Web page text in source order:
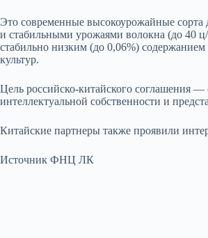
Это современные высокоурожайные
и стабильными урожаями волокна (до 40
стабильно низким (до 0,06%)
культур.
Цель российско-китайского соглашения
интеллектуальной собственности и
Китайские партнеры также проявили
Источник ФНЦ ЛК